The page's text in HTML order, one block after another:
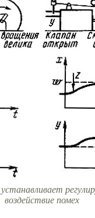
воздействие помех